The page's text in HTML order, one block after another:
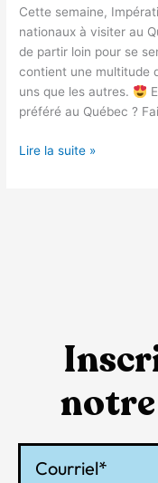
Cette semaine,
nationaux à visiter au
de partir loin pour se
contient une multitude
uns que les autres.
préféré au Québec ?
Lire la suite »